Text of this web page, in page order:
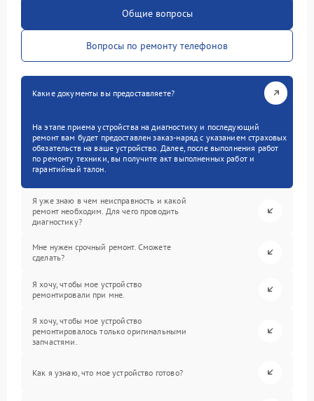
Общие вопросы
Вопросы по ремонту телефонов
Какие документы вы предоставляете?
На этапе приема устройства на диагностику и последующий
ремонт вам будет предоставлен заказ-наряд с указанием страховых
обязательств на ваше устройство. Далее, после выполнения работ
по ремонту техники, вы получите акт выполненных работ и
гарантийный талон.
Я уже знаю в чем неисправность и какой
ремонт необходим. Для чего проводить
диагностику?
Мне нужен срочный ремонт. Сможете
сделать?
Я хочу, чтобы мое устройство
ремонтировали при мне.
Я хочу, чтобы мое устройство
ремонтировалось только оригинальными
запчастями.
Как я узнаю, что мое устройство готово?